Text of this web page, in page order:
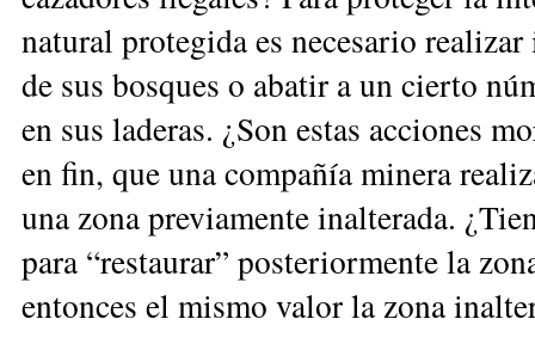
natural protegida es necesario
de sus bosques o abatir a un cierto
en sus laderas. ¿Son estas acciones
en fin, que una com­pañía minera
una zona previamente inalterada.
para “restaurar” posteriormente la
entonces el mismo valor la zona